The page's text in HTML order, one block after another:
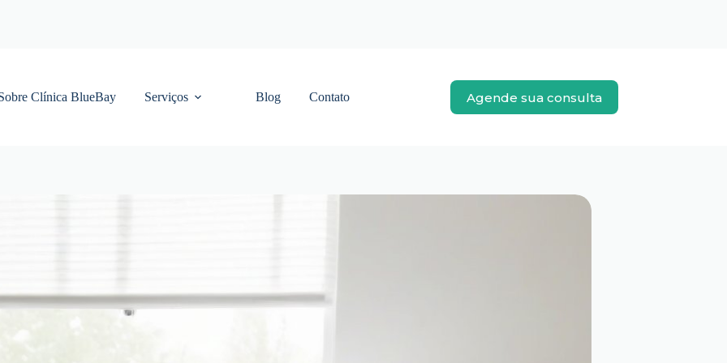
Clínica BlueBay Serviços Blog Contato Agende sua consulta